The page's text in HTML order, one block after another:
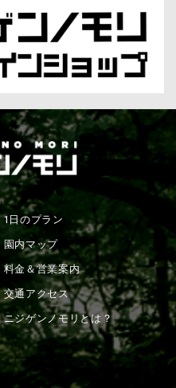
1日のプラン
園内マップ
料金＆営業案内
交通アクセス
ニジゲンノモリとは？